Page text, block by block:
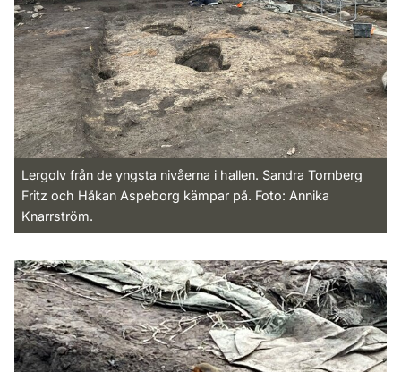
Lergolv från de yngsta nivåerna i hallen. Sandra Tornberg
Fritz och Håkan Aspeborg kämpar på. Foto: Annika
Knarrström.